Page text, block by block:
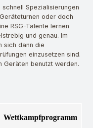
schnell Spezialisierungen
oder doch
RSG-Talente lernen
und genau. Im
sich dann die
einzusetzen sind.
Geräten benutzt werden.
Wettkampfprogramm